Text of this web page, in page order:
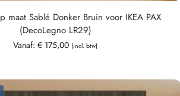
maat Sablé Donker Bruin voor IKEA PAX
(DecoLegno LR29)
Vanaf:€ 175,00 (incl. btw)